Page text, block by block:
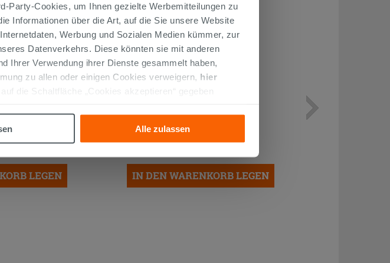
Party-Cookies, um Ihnen gezielte Werbemitteilungen zu
Informationen über die Art, auf die Sie unsere Website
Werbung und Sozialen Medien kümmer, zur
Datenverkehrs. Diese könnten sie mit anderen
Ihrer Verwendung ihrer Dienste gesammelt haben,
zu allen oder einigen Cookies verweigern, hier
die Schaltfläche „Cookies akzeptieren“ gegeben
Alle zulassen
LEGEN
EH15 15 mm
0,35 €
IN DEN WARENKORB LEGEN